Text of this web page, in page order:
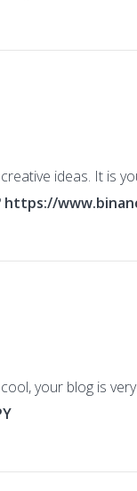
ideas. It is
https://
your blog is